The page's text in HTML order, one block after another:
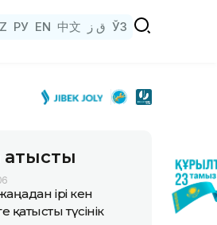
РУ EN 中文 ق ز ЎЗ
қатысты
ірі кен
түсінік